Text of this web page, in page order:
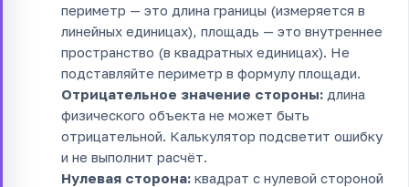
периметр — это длина границы (измеряется в
линейных единицах), площадь — это внутреннее
пространство (в квадратных единицах). Не
подставляйте периметр в формулу площади.
Отрицательное значение стороны: длина
физического объекта не может быть
отрицательной. Калькулятор подсветит ошибку
и не выполнит расчёт.
Нулевая сторона: квадрат с нулевой стороной